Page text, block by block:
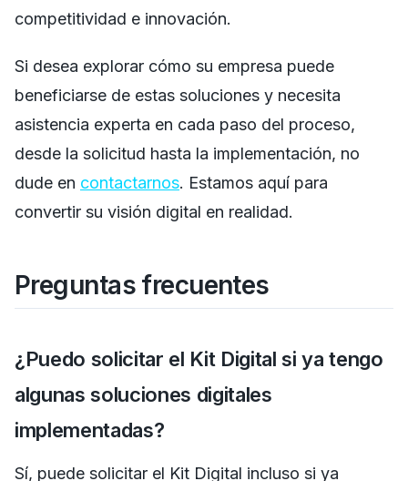
competitividad e innovación.
Si desea explorar cómo su empresa puede
beneficiarse de estas soluciones y necesita
asistencia experta en cada paso del proceso,
desde la solicitud hasta la implementación, no
dude en contactarnos. Estamos aquí para
convertir su visión digital en realidad.
Preguntas frecuentes
¿Puedo solicitar el Kit Digital si ya tengo
algunas soluciones digitales
implementadas?
Sí, puede solicitar el Kit Digital incluso si ya